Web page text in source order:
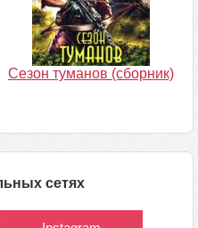
Сезон туманов (сборник)
сетях